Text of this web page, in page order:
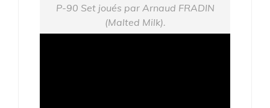
P-90 Set joués par Arnaud FRADIN
(Malted Milk).